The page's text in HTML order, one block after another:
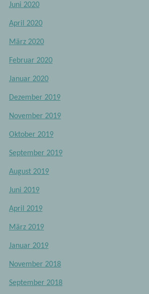
Juni 2020
April 2020
März 2020
Februar 2020
Januar 2020
Dezember 2019
November 2019
Oktober 2019
September 2019
August 2019
Juni 2019
April 2019
März 2019
Januar 2019
November 2018
September 2018